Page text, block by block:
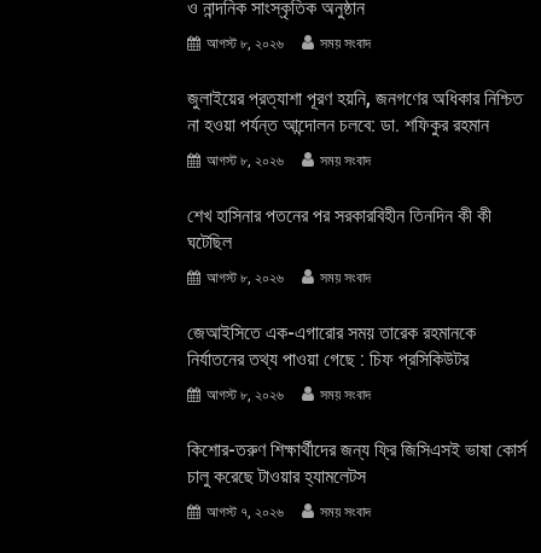
ও নান্দনিক সাংস্কৃতিক অনুষ্ঠান
আগস্ট ৮, ২০২৬ সময় সংবাদ
জুলাইয়ের প্রত্যাশা পূরণ হয়নি, জনগণের অধিকার নিশ্চিত
না হওয়া পর্যন্ত আন্দোলন চলবে: ডা. শফিকুর রহমান
আগস্ট ৮, ২০২৬ সময় সংবাদ
শেখ হাসিনার পতনের পর সরকারবিহীন তিনদিন কী কী
ঘটেছিল
আগস্ট ৮, ২০২৬ সময় সংবাদ
জেআইসিতে এক-এগারোর সময় তারেক রহমানকে
নির্যাতনের তথ্য পাওয়া গেছে : চিফ প্রসিকিউটর
আগস্ট ৮, ২০২৬ সময় সংবাদ
কিশোর-তরুণ শিক্ষার্থীদের জন্য ফ্রি জিসিএসই ভাষা কোর্স
চালু করেছে টাওয়ার হ্যামলেটস
আগস্ট ৭, ২০২৬ সময় সংবাদ